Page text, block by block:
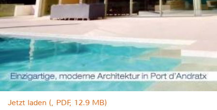
Jetzt laden (, PDF, 12.9 MB)